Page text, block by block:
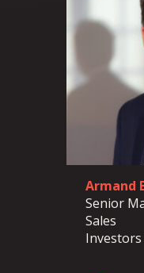
Armand
Senior
Sales